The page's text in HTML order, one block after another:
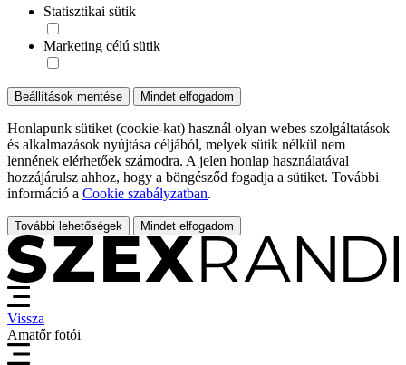
Statisztikai sütik
Marketing célú sütik
Beállítások mentése Mindet elfogadom
Honlapunk sütiket (cookie-kat) használ olyan webes szolgáltatások
és alkalmazások nyújtása céljából, melyek sütik nélkül nem
lennének elérhetőek számodra. A jelen honlap használatával
hozzájárulsz ahhoz, hogy a böngésződ fogadja a sütiket. További
információ a Cookie szabályzatban.
További lehetőségek Mindet elfogadom
Vissza
Amatőr fotói